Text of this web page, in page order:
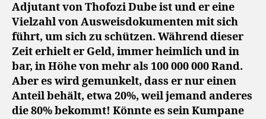
Adjutant von Thofozi Dube ist und er eine
Vielzahl von Ausweisdokumenten mit sich
führt, um sich zu schützen. Während dieser
Zeit erhielt er Geld, immer heimlich und in
bar, in Höhe von mehr als 100 000 000 Rand.
Aber es wird gemunkelt, dass er nur einen
Anteil behält, etwa 20%, weil jemand anderes
die 80% bekommt! Könnte es sein Kumpane